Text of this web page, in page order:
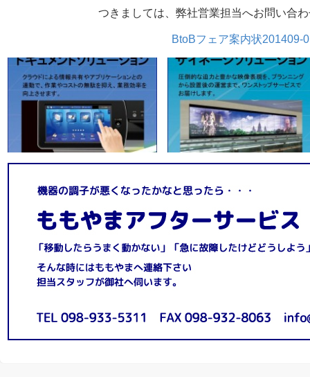
つきましては、弊社営業担当へお問い合
BtoBフェア案内状201409-